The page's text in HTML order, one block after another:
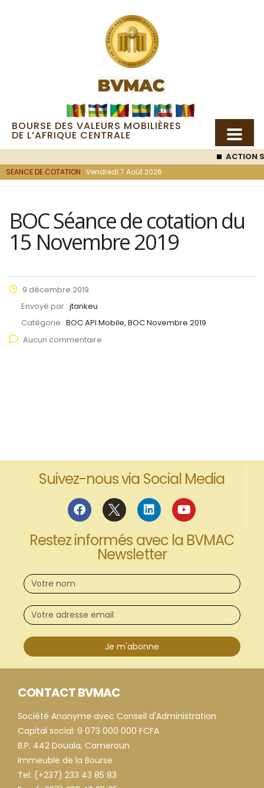
BOURSE DES VALEURS MOBILIÈRES
DE L’AFRIQUE CENTRALE
ACTION
SEANCE DE COTATION : Vendredi 7 Août 2026
BOC Séance de cotation du
15 Novembre 2019
9 décembre 2019
Envoyé par : jtankeu
Catégorie : BOC API Mobile, BOC Novembre 2019
Aucun commentaire
Suivez-nous via Social Media
Restez informés avec la BVMAC
Newsletter
Je m'abonne
CONTACT BVMAC
Société Anonyme avec Conseil d'Administration
Capital social: 9 073 000 000 FCFA
B.P. 442 Douala, Cameroun
Immeuble de la Bourse
Tel: (+237) 233 43 85 83